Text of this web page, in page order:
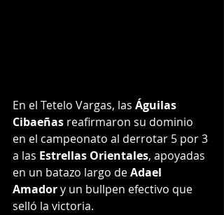
En el Tetelo Vargas, las Águilas
Cibaeñas reafirmaron su dominio
en el campeonato al derrotar 5 por 3
a las Estrellas Orientales, apoyadas
en un batazo largo de Adael
Amador y un bullpen efectivo que
selló la victoria.